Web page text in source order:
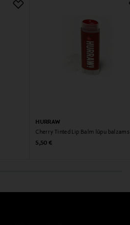
HURRAW
Cherry Tinted Lip Balm lūpu balzams
Original Price
5,50 €